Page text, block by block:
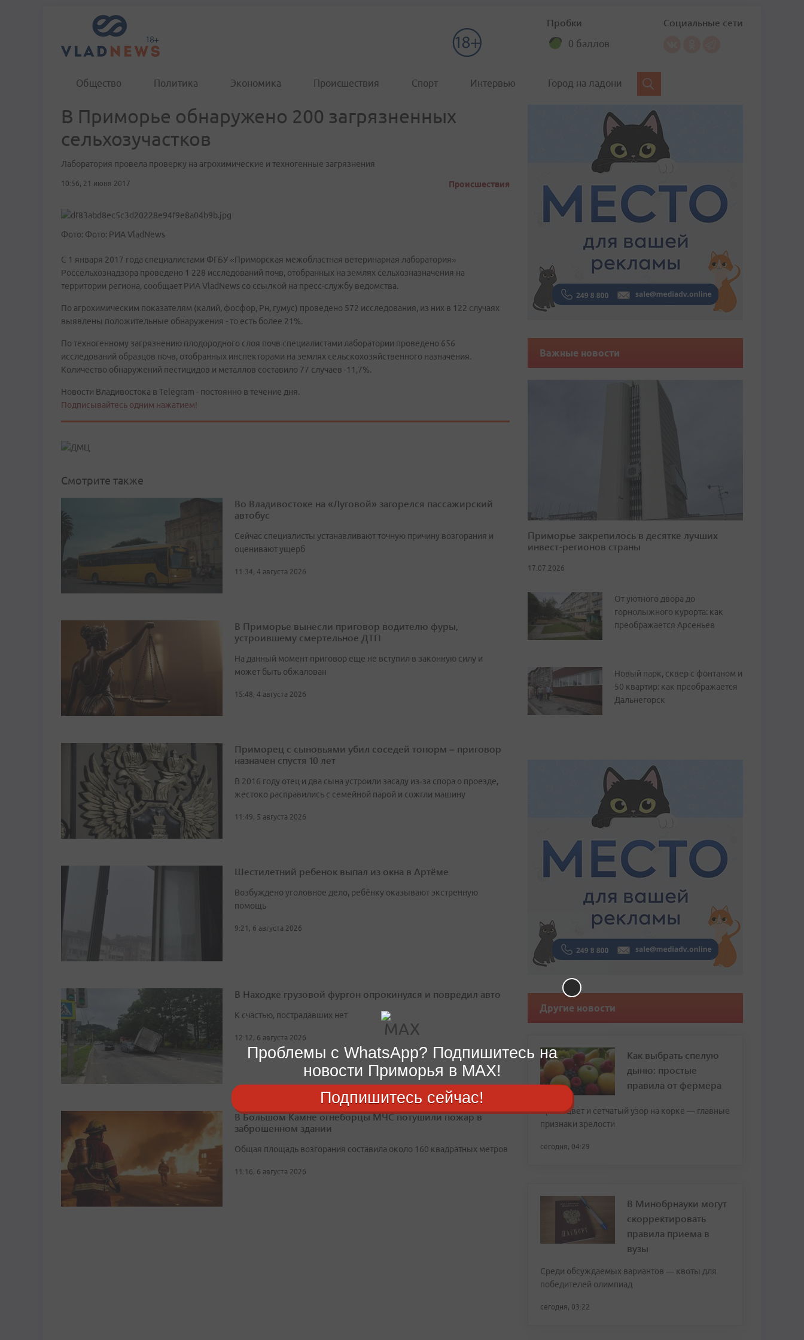
Пробки
0 баллов
Социальные сети
Общество Политика Экономика Происшествия Спорт Интервью Город на ладони
В Приморье обнаружено 200 загрязненных
сельхозучастков
Лаборатория провела проверку на агрохимические и техногенные загрязнения
10:56, 21 июня 2017 Происшествия
Фото: Фото: РИА VladNews
С 1 января 2017 года специалистами ФГБУ «Приморская межобластная ветеринарная лаборатория»
Россельхознадзора проведено 1 228 исследований почв, отобранных на землях сельхозназначения на
территории региона, сообщает РИА VladNews со ссылкой на пресс-службу ведомства.
По агрохимическим показателям (калий, фосфор, Рн, гумус) проведено 572 исследования, из них в 122 случаях
выявлены положительные обнаружения - то есть более 21%.
По техногенному загрязнению плодородного слоя почв специалистами лаборатории проведено 656
исследований образцов почв, отобранных инспекторами на землях сельскохозяйственного назначения.
Количество обнаружений пестицидов и металлов составило 77 случаев -11,7%.
Новости Владивостока в Telegram - постоянно в течение дня.
Подписывайтесь одним нажатием!
Смотрите также
Во Владивостоке на «Луговой» загорелся пассажирский
автобус
Сейчас специалисты устанавливают точную причину возгорания и
оценивают ущерб
11:34, 4 августа 2026
В Приморье вынесли приговор водителю фуры,
устроившему смертельное ДТП
На данный момент приговор еще не вступил в законную силу и
может быть обжалован
15:48, 4 августа 2026
Приморец с сыновьями убил соседей топорм – приговор
назначен спустя 10 лет
В 2016 году отец и два сына устроили засаду из‑за спора о проезде,
жестоко расправились с семейной парой и сожгли машину
11:49, 5 августа 2026
Шестилетний ребенок выпал из окна в Артёме
Возбуждено уголовное дело, ребёнку оказывают экстренную
помощь
9:21, 6 августа 2026
В Находке грузовой фургон опрокинулся и повредил авто
К счастью, пострадавших нет
12:12, 6 августа 2026
В Большом Камне огнеборцы МЧС потушили пожар в
заброшенном здании
Общая площадь возгорания составила около 160 квадратных метров
11:16, 6 августа 2026
Важные новости
Приморье закрепилось в десятке лучших
инвест-регионов страны
17.07.2026
От уютного двора до
горнолыжного курорта: как
преображается Арсеньев
Новый парк, сквер с фонтаном и
50 квартир: как преображается
Дальнегорск
Другие новости
Как выбрать спелую
дыню: простые
правила от фермера
Яркий цвет и сетчатый узор на корке — главные
признаки зрелости
сегодня, 04:29
В Минобрнауки могут
скорректировать
правила приема в
вузы
Среди обсуждаемых вариантов — квоты для
победителей олимпиад
сегодня, 03:22
Проблемы с WhatsApp? Подпишитесь на
новости Приморья в MAX!
Подпишитесь сейчас!